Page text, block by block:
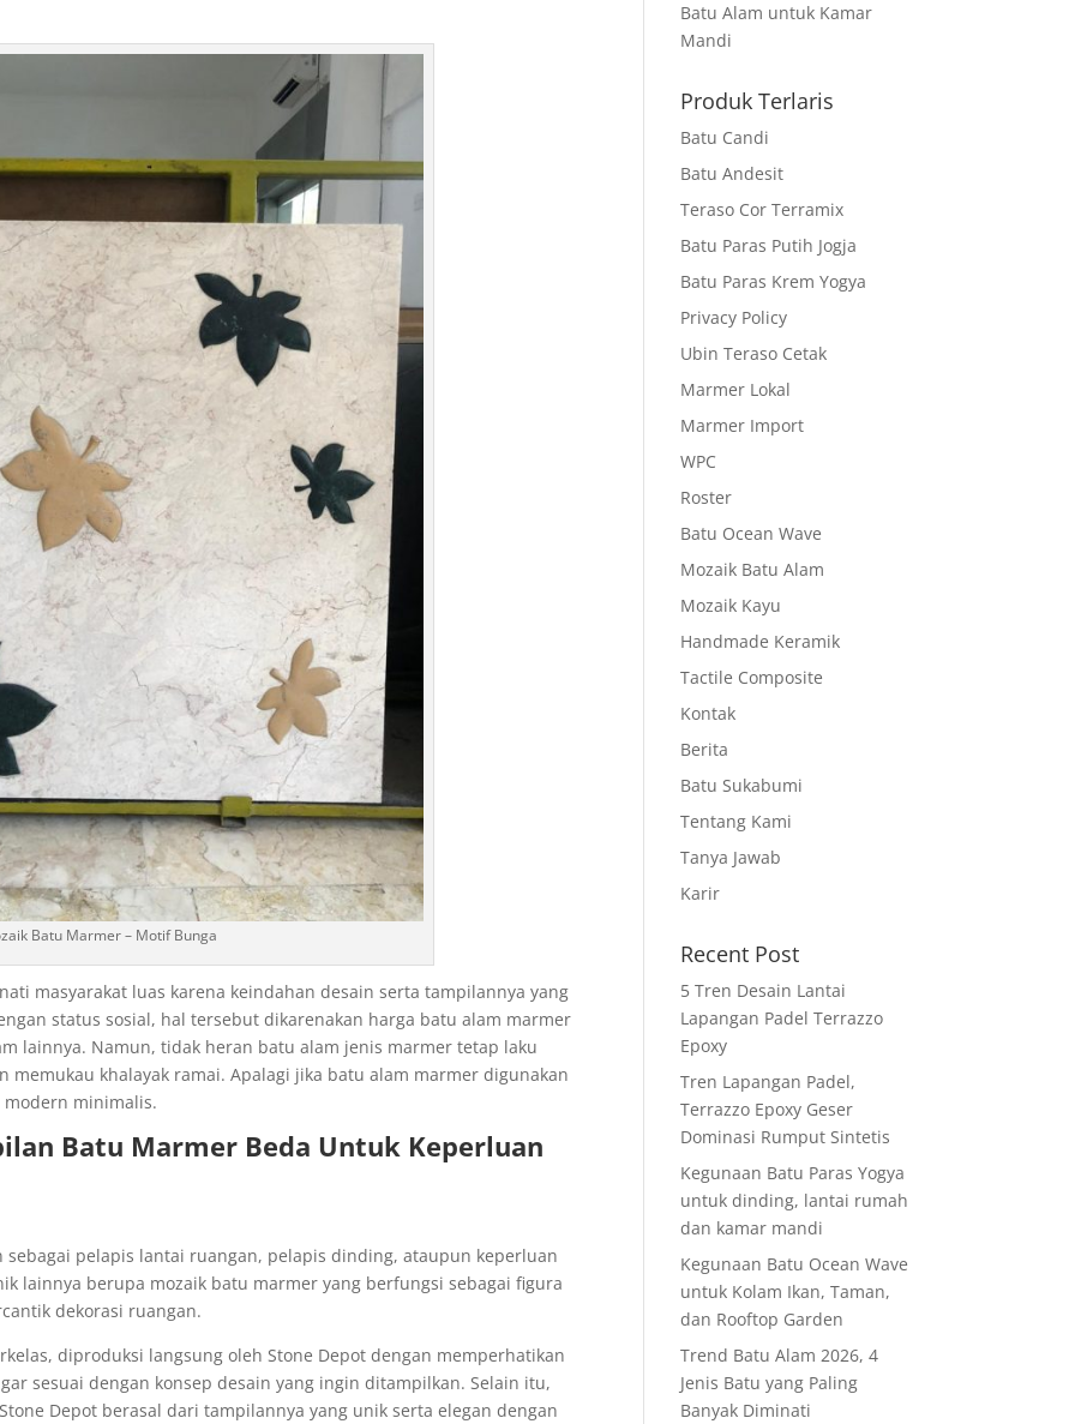
Batu Marmer – Motif Bunga
masyarakat luas karena keindahan desain serta tampilannya yang
status sosial, hal tersebut dikarenakan harga batu alam marmer
lainnya. Namun, tidak heran batu alam jenis marmer tetap laku
memukau khalayak ramai. Apalagi jika batu alam marmer digunakan
minimalis.
Batu Marmer Beda Untuk Keperluan
pelapis lantai ruangan, pelapis dinding, ataupun keperluan
lainnya berupa mozaik batu marmer yang berfungsi sebagai figura
dekorasi ruangan.
diproduksi langsung oleh Stone Depot dengan memperhatikan
sesuai dengan konsep desain yang ingin ditampilkan. Selain itu,
Depot berasal dari tampilannya yang unik serta elegan dengan
Batu Alam untuk Kamar
Mandi
Produk Terlaris
Batu Candi
Batu Andesit
Teraso Cor Terramix
Batu Paras Putih Jogja
Batu Paras Krem Yogya
Privacy Policy
Ubin Teraso Cetak
Marmer Lokal
Marmer Import
WPC
Roster
Batu Ocean Wave
Mozaik Batu Alam
Mozaik Kayu
Handmade Keramik
Tactile Composite
Kontak
Berita
Batu Sukabumi
Tentang Kami
Tanya Jawab
Karir
Recent Post
5 Tren Desain Lantai
Lapangan Padel Terrazzo
Epoxy
Tren Lapangan Padel,
Terrazzo Epoxy Geser
Dominasi Rumput Sintetis
Kegunaan Batu Paras Yogya
untuk dinding, lantai rumah
dan kamar mandi
Kegunaan Batu Ocean Wave
untuk Kolam Ikan, Taman,
dan Rooftop Garden
Trend Batu Alam 2026, 4
Jenis Batu yang Paling
Banyak Diminati